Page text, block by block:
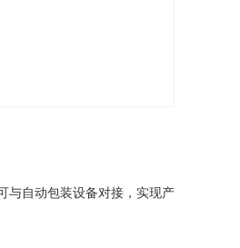
与自动包装设备对接，实现产